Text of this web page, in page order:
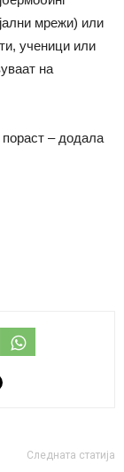
мрежи) или
ученици или
на
– додала
Следната статија